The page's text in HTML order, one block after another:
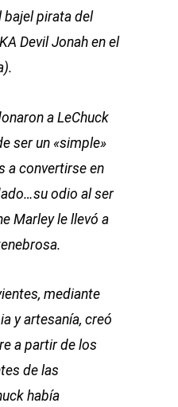
bajel pirata del
Devil Jonah en el
a LeChuck
ser un «simple»
a convertirse en
odio al ser
Marley le llevó a
mediante
y artesanía, creó
a partir de los
de las
había